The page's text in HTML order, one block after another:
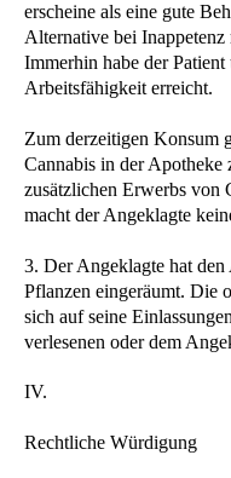
erscheine als eine gute
Alternative bei
Immerhin habe der
Arbeitsfähigkeit erreicht.
Zum derzeitigen Konsum
Cannabis in der Apotheke
zusätzlichen Erwerbs von
macht der Angeklagte
3. Der Angeklagte hat
Pflanzen eingeräumt. Die
sich auf seine
verlesenen oder dem
IV.
Rechtliche Würdigung